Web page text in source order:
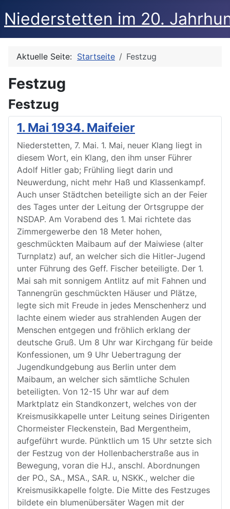
Niederstetten im 20.
Aktuelle Seite: Startseite Festzug
Festzug
Festzug
1. Mai 1934. Maifeier
Niederstetten, 7. Mai. 1. Mai, neuer Klang liegt in
diesem Wort, ein Klang, den ihm unser Führer
Adolf Hitler gab; Frühling liegt darin und
Neuwerdung, nicht mehr Haß und Klassenkampf.
Auch unser Städtchen beteiligte sich an der Feier
des Tages unter der Leitung der Ortsgruppe der
NSDAP. Am Vorabend des 1. Mai richtete das
Zimmergewerbe den 18 Meter hohen,
geschmückten Maibaum auf der Maiwiese (alter
Turnplatz) auf, an welcher sich die Hitler-Jugend
unter Führung des Geff. Fischer beteiligte. Der 1.
Mai sah mit sonnigem Antlitz auf mit Fahnen und
Tannengrün geschmückten Häuser und Plätze,
legte sich mit Freude in jedes Menschenherz und
lachte einem wieder aus strahlenden Augen der
Menschen entgegen und fröhlich erklang der
deutsche Gruß. Um 8 Uhr war Kirchgang für beide
Konfessionen, um 9 Uhr Uebertragung der
Jugendkundgebung aus Berlin unter dem
Maibaum, an welcher sich sämtliche Schulen
beteiligten. Von 12-15 Uhr war auf dem
Marktplatz ein Standkonzert, welches von der
Kreismusikkapelle unter Leitung seines Dirigenten
Chormeister Fleckenstein, Bad Mergentheim,
aufgeführt wurde. Pünktlich um 15 Uhr setzte sich
der Festzug von der Hollenbacherstraße aus in
Bewegung, voran die HJ., anschl. Abordnungen
der PO., SA., MSA., SAR. u, NSKK., welcher die
Kreismusikkapelle folgte. Die Mitte des Festzuges
bildete ein blumenübersäter Wagen mit der